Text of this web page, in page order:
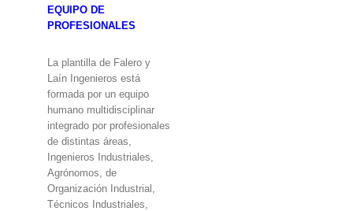
EQUIPO DE
PROFESIONALES
La plantilla de Falero y
Laín Ingenieros está
formada por un equipo
humano multidisciplinar
integrado por profesionales
de distintas áreas,
Ingenieros Industriales,
Agrónomos, de
Organización Industrial,
Técnicos Industriales,